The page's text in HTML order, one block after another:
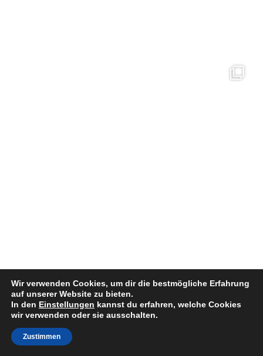
Weitere anzeigen Auf Instagram folgen
Wir verwenden Cookies, um dir die bestmögliche Erfahrung
auf unserer Website zu bieten.
In den Einstellungen kannst du erfahren, welche Cookies
wir verwenden oder sie ausschalten.
Zustimmen